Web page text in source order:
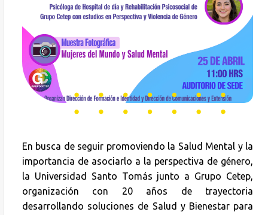
En busca de seguir promoviendo la Salud Mental y la
importancia de asociarlo a la perspectiva de género,
la Universidad Santo Tomás junto a Grupo Cetep,
organización con 20 años de trayectoria
desarrollando soluciones de Salud y Bienestar para